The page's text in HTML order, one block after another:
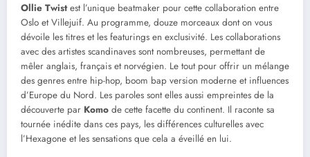
Ollie Twistest l’unique beatmaker pour cette collaboration entre
Oslo et Villejuif. Au programme, douze morceaux dont on vous
dévoile les titres et les featurings en exclusivité. Les collaborations
avec des artistes scandinaves sont nombreuses, permettant de
mêler anglais, français et norvégien. Le tout pour offrir un mélange
des genres entre hip-hop, boom bap version moderne et influences
d’Europe du Nord. Les paroles sont elles aussi empreintes de la
découverte par Komo de cette facette du continent. Il raconte sa
tournée inédite dans ces pays, les différences culturelles avec
l’Hexagone et les sensations que cela a éveillé en lui.